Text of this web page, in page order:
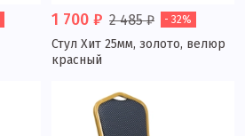
1 700 ₽ 2 485 ₽ - 32%
Стул Хит 25мм, золото, велюр
красный